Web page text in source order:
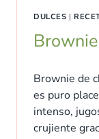
DULCES |
Brownie de
es puro
intenso,
crujiente